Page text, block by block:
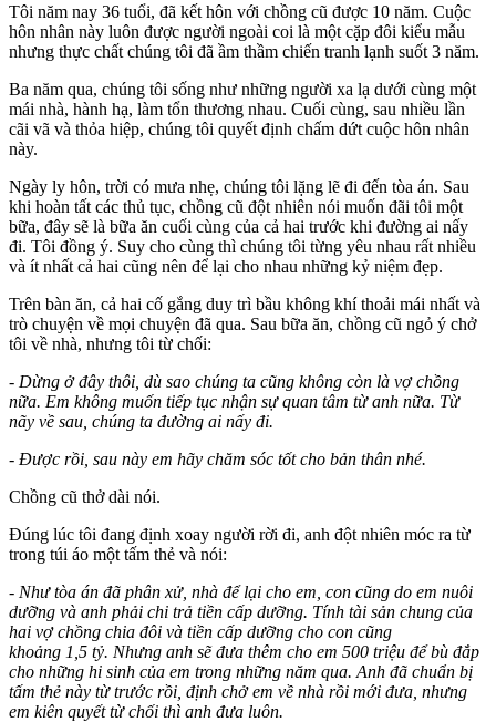
Tôi năm nay 36 tuổi, đã kết hôn với chồng cũ được 10 năm. Cuộc
hôn nhân này luôn được người ngoài coi là một cặp đôi kiểu mẫu
nhưng thực chất chúng tôi đã ầm thầm chiến tranh lạnh suốt 3 năm.
Ba năm qua, chúng tôi sống như những người xa lạ dưới cùng một
mái nhà, hành hạ, làm tổn thương nhau. Cuối cùng, sau nhiều lần
cãi vã và thỏa hiệp, chúng tôi quyết định chấm dứt cuộc hôn nhân
này.
Ngày ly hôn, trời có mưa nhẹ, chúng tôi lặng lẽ đi đến tòa án. Sau
khi hoàn tất các thủ tục, chồng cũ đột nhiên nói muốn đãi tôi một
bữa, đây sẽ là bữa ăn cuối cùng của cả hai trước khi đường ai nấy
đi. Tôi đồng ý. Suy cho cùng thì chúng tôi từng yêu nhau rất nhiều
và ít nhất cả hai cũng nên để lại cho nhau những kỷ niệm đẹp.
Trên bàn ăn, cả hai cố gắng duy trì bầu không khí thoải mái nhất và
trò chuyện về mọi chuyện đã qua. Sau bữa ăn, chồng cũ ngỏ ý chở
tôi về nhà, nhưng tôi từ chối:
- Dừng ở đây thôi, dù sao chúng ta cũng không còn là vợ chồng
nữa. Em không muốn tiếp tục nhận sự quan tâm từ anh nữa. Từ
nãy về sau, chúng ta đường ai nấy đi.
- Được rồi, sau này em hãy chăm sóc tốt cho bản thân nhé.
Chồng cũ thở dài nói.
Đúng lúc tôi đang định xoay người rời đi, anh đột nhiên móc ra từ
trong túi áo một tấm thẻ và nói:
- Như tòa án đã phân xử, nhà để lại cho em, con cũng do em nuôi
dưỡng và anh phải chi trả tiền cấp dưỡng. Tính tài sản chung của
hai vợ chồng chia đôi và tiền cấp dưỡng cho con cũng
khoảng 1,5 tỷ. Nhưng anh sẽ đưa thêm cho em 500 triệu để bù đắp
cho những hi sinh của em trong những năm qua. Anh đã chuẩn bị
tấm thẻ này từ trước rồi, định chở em về nhà rồi mới đưa, nhưng
em kiên quyết từ chối thì anh đưa luôn.